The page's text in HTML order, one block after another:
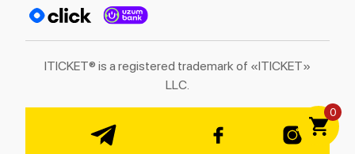
0
ITICKET® is a registered trademark of «ITICKET»
LLC.